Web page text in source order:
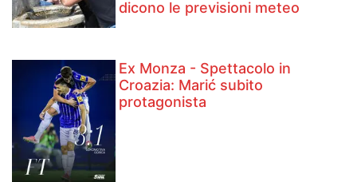
dicono le previsioni meteo
Ex Monza - Spettacolo in
Croazia: Marić subito
protagonista